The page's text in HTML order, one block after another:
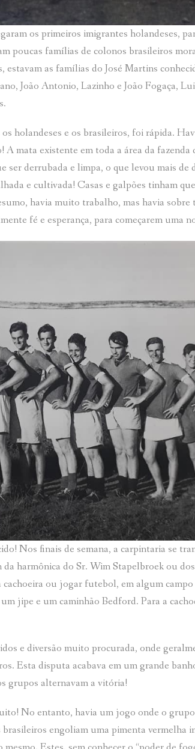
os primeiros imigrantes holandeses,
poucas famílias de colonos brasileiros
estavam as famílias do José Martins
João Antonio, Lazinho e João Fogaça,
holandeses e os brasileiros, foi rápida.
A mata existente em toda a área da fazenda
ser derrubada e limpa, o que levou mais de
e cultivada! Casas e galpões tinham
havia muito trabalho, mas havia
fé e esperança, para começarem uma
Nos finais de semana, a carpintaria se
harmônica do Sr. Wim Stapelbroek ou
ou jogar futebol, em algum campo
jipe e um caminhão Bedford. Para a
e diversão muito procurada, onde
Esta disputa acabava em um grande
grupos alternavam a vitória!
No entanto, havia um jogo onde o
engoliam uma pimenta vermelha